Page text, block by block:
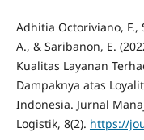
Adhitia Octoriviano, F.,
A., & Saribanon, E.
Kualitas Layanan
Dampaknya atas
Indonesia. Jurnal
Logistik, 8(2). https://